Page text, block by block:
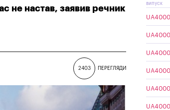
не настав, заявив речник
2403 ПЕРЕГЛЯДИ
випуск